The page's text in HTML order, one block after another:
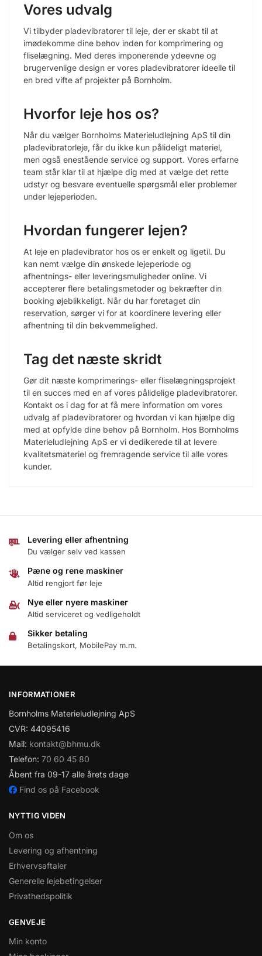
Vores udvalg
Vi tilbyder pladevibratorer til leje, der er skabt til at
imødekomme dine behov inden for komprimering og
fliselægning. Med deres imponerende ydeevne og
brugervenlige design er vores pladevibratorer ideelle til
en bred vifte af projekter på Bornholm.
Hvorfor leje hos os?
Når du vælger Bornholms Materieludlejning ApS til din
pladevibratorleje, får du ikke kun pålideligt materiel,
men også enestående service og support. Vores erfarne
team står klar til at hjælpe dig med at vælge det rette
udstyr og besvare eventuelle spørgsmål eller problemer
under lejeperioden.
Hvordan fungerer lejen?
At leje en pladevibrator hos os er enkelt og ligetil. Du
kan nemt vælge din ønskede lejeperiode og
afhentnings- eller leveringsmuligheder online. Vi
accepterer flere betalingsmetoder og bekræfter din
booking øjeblikkeligt. Når du har foretaget din
reservation, sørger vi for at koordinere levering eller
afhentning til din bekvemmelighed.
Tag det næste skridt
Gør dit næste komprimerings- eller fliselægningsprojekt
til en succes med en af vores pålidelige pladevibratorer.
Kontakt os i dag for at få mere information om vores
udvalg af pladevibratorer og hvordan vi kan hjælpe dig
med at opfylde dine behov på Bornholm. Hos Bornholms
Materieludlejning ApS er vi dedikerede til at levere
kvalitetsmateriel og fremragende service til alle vores
kunder.
Levering eller afhentning
Du vælger selv ved kassen
Pæne og rene maskiner
Altid rengjort før leje
Nye eller nyere maskiner
Altid serviceret og vedligeholdt
Sikker betaling
Betalingskort, MobilePay m.m.
INFORMATIONER
Bornholms Materieludlejning ApS
CVR: 44095416
Mail: kontakt@bhmu.dk
Telefon: 70 60 45 80
Åbent fra 09-17 alle årets dage
Find os på Facebook
NYTTIG VIDEN
Om os
Levering og afhentning
Erhvervsaftaler
Generelle lejebetingelser
Privathedspolitik
GENVEJE
Min konto